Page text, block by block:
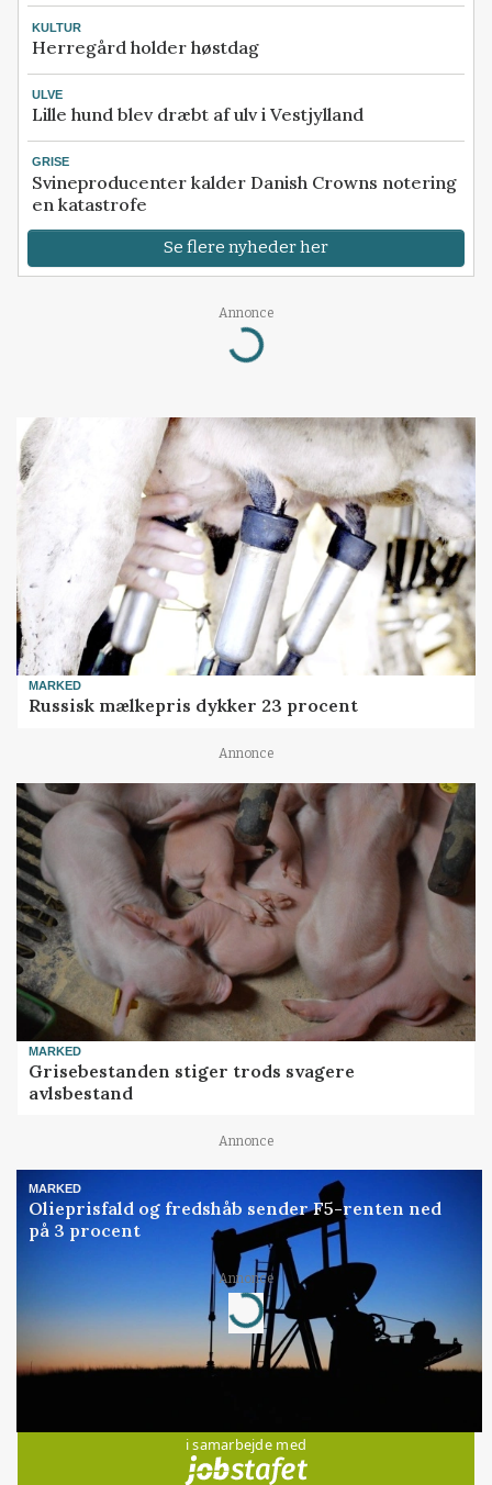
KULTUR
Herregård holder høstdag
ULVE
Lille hund blev dræbt af ulv i Vestjylland
GRISE
Svineproducenter kalder Danish Crowns notering
en katastrofe
Se flere nyheder her
Annonce
Loading...
MARKED
Russisk mælkepris dykker 23 procent
Annonce
MARKED
Grisebestanden stiger trods svagere
avlsbestand
Annonce
MARKED
Olieprisfald og fredshåb sender F5-renten ned
på 3 procent
Annonce
Loading...
i samarbejde med